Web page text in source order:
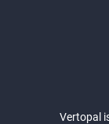
Vertopal